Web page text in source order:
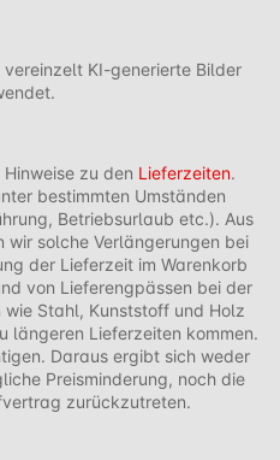
KI-generierte Bilder
zu den Lieferzeiten.
bestimmten Umständen
Betriebsurlaub etc.). Aus
wir solche Verlängerungen bei
der Lieferzeit im Warenkorb
von Lieferengpässen bei der
Stahl, Kunststoff und Holz
längeren Lieferzeiten kommen.
Daraus ergibt sich weder
Preisminderung, noch die
zurückzutreten.